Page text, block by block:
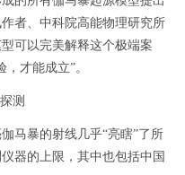
者、中科院高能物理研究所
可以完美解释这个极端案
才能成立”。
测
暴的射线几乎“亮瞎”了所
器的上限，其中也包括中国